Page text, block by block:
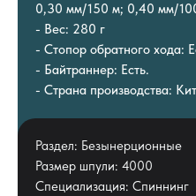
0,30 мм/150 м; 0,40 мм/
- Вес: 280 г
- Стопор обратного хода:
- Байтраннер: Есть.
- Страна производства:
Раздел: Безынерционные
Размер шпули: 4000
Специализация: Спиннинг